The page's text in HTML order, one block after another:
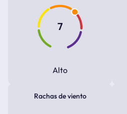
7
Alto
Rachas de viento